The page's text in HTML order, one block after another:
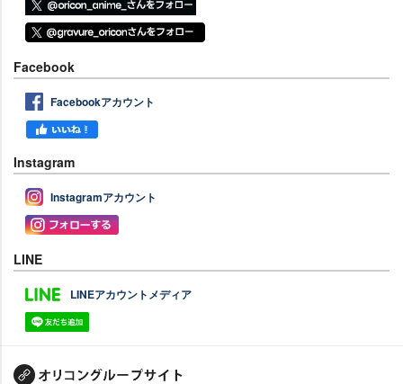
Facebook
Facebookアカウント
Instagram
Instagramアカウント
LINE
LINEアカウントメディア